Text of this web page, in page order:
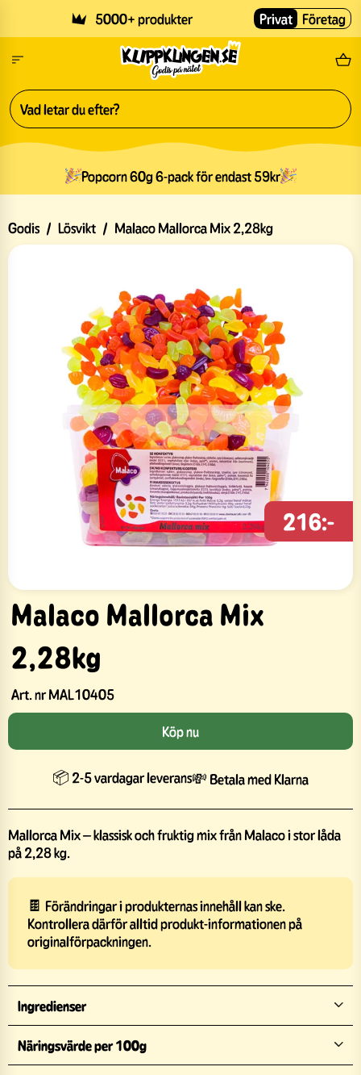
5000+ produkter Fri
Privat Företag
Popcorn 60g 6-pack för endast 59kr
Godis / Lösvikt / Malaco Mallorca Mix 2,28kg
Malaco Mallorca Mix
2,28kg
Art. nrMAL10405
216:-
Köp nu
📦 2-5 vardagar leverans💸 Betala med Klarna
Mallorca Mix – klassisk och fruktig mix från Malaco i stor låda
på 2,28 kg.
🍫 Förändringar i produkternas innehåll kan ske.
Kontrollera därför alltid produkt-informationen på
originalförpackningen.
Ingredienser
Näringsvärde per 100g